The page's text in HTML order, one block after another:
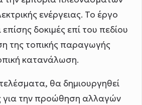
ενέργειας. Το έργο
δοκιμές επί του πεδίου
της τοπικής παραγωγής
κατανάλωση.
θα δημιουργηθεί
για την προώθηση αλλαγών